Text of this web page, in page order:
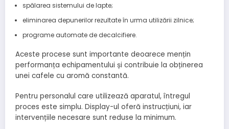
spălarea sistemului de lapte;
eliminarea depunerilor rezultate în urma utilizării zilnice;
programe automate de decalcifiere.
Aceste procese sunt importante deoarece mențin
performanța echipamentului și contribuie la obținerea
unei cafele cu aromă constantă.
Pentru personalul care utilizează aparatul, întregul
proces este simplu. Display-ul oferă instrucțiuni, iar
intervențiile necesare sunt reduse la minimum.